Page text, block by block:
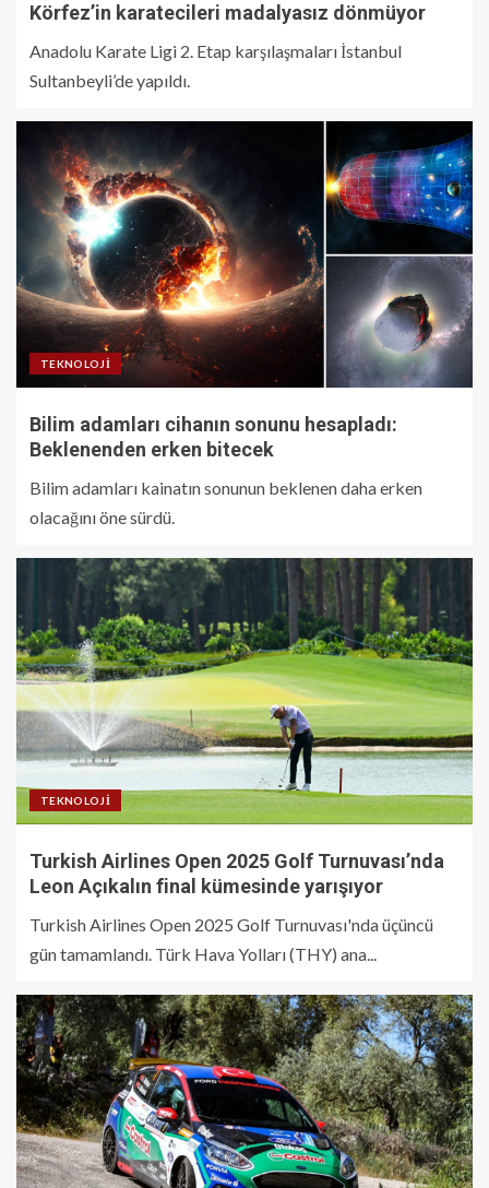
Körfez’in karatecileri madalyasız dönmüyor
Anadolu Karate Ligi 2. Etap karşılaşmaları İstanbul
Sultanbeyli’de yapıldı.
TEKNOLOJI
Bilim adamları cihanın sonunu hesapladı:
Beklenenden erken bitecek
Bilim adamları kainatın sonunun beklenen daha erken
olacağını öne sürdü.
TEKNOLOJI
Turkish Airlines Open 2025 Golf Turnuvası’nda
Leon Açıkalın final kümesinde yarışıyor
Turkish Airlines Open 2025 Golf Turnuvası'nda üçüncü
gün tamamlandı. Türk Hava Yolları (THY) ana...